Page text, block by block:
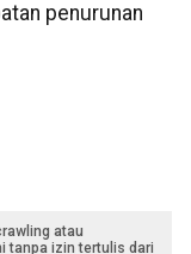
penurunan
atau
tanpa izin tertulis dari